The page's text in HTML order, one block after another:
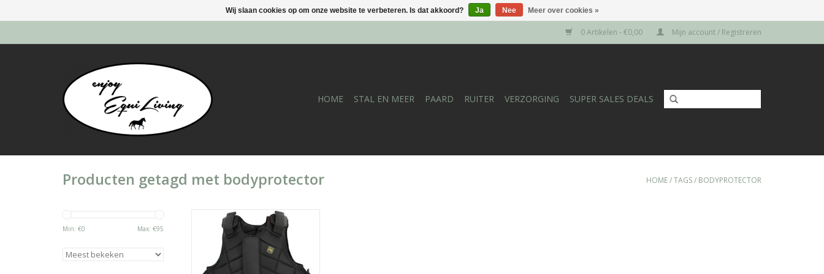
0 Artikelen - €0,00 Mijn account / Registreren
HOME STAL EN MEER PAARD RUITER VERZORGING SUPER SALES DEALS
Producten getagd met bodyprotector HOME/TAGS/ BODYPROTECTOR
Min: €0 Max: €95
Debody protector bij uitstek
TOEVOEGEN AAN WINKELWAGEN
Wij slaan cookies op om onze website te verbeteren. Is dat akkoord? Ja Nee Meer over cookies »